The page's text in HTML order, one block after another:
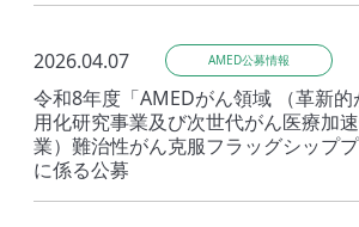
2026.04.07 AMED公募情報
令和8年度「AMEDがん領域 （革新的
用化研究事業及び次世代がん医療加
業）難治性がん克服フラッグシッププ
に係る公募